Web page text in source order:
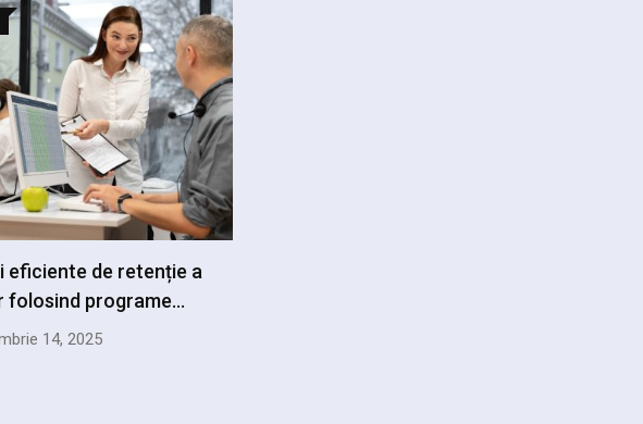
eficiente de retenție a
folosind programe…
14, 2025